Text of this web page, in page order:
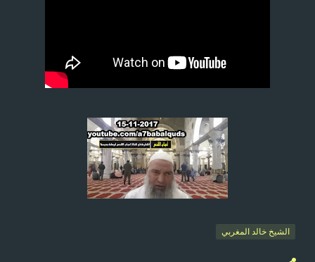
الشيخ خالد المغربي